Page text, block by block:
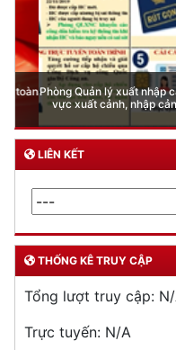
Phòng Quản lý xuất nhập
vực xuất cảnh, nhập cảnh
LIÊN KẾT
THỐNG KÊ TRUY CẬP
Tổng lượt truy cập:
Trực tuyến: N/A